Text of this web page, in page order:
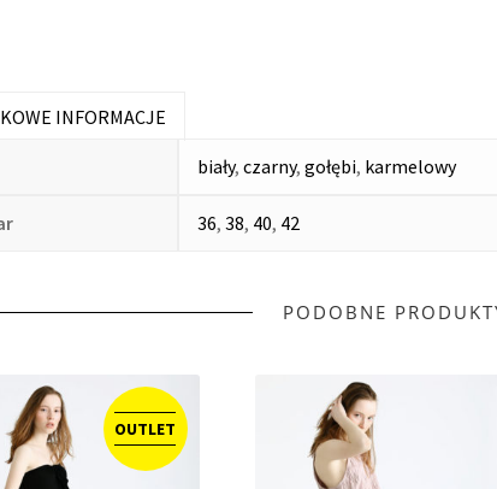
INFORMACJE
biały, czarny, gołębi, karmelowy
36, 38, 40, 42
PODOBNE
OUTLET